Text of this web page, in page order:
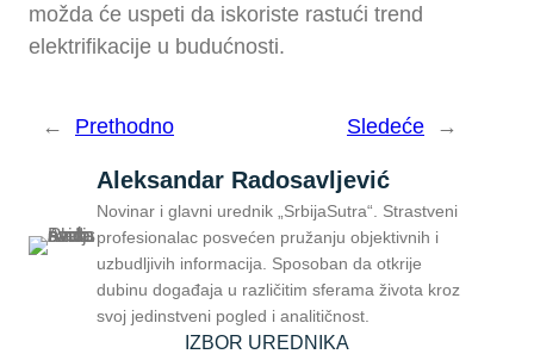
možda će uspeti da iskoriste rastući trend
elektrifikacije u budućnosti.
← Prethodno Sledeće →
Aleksandar Radosavljević
Novinar i glavni urednik „SrbijaSutra“. Strastveni
profesionalac posvećen pružanju objektivnih i
uzbudljivih informacija. Sposoban da otkrije
dubinu događaja u različitim sferama života kroz
svoj jedinstveni pogled i analitičnost.
IZBOR UREDNIKA